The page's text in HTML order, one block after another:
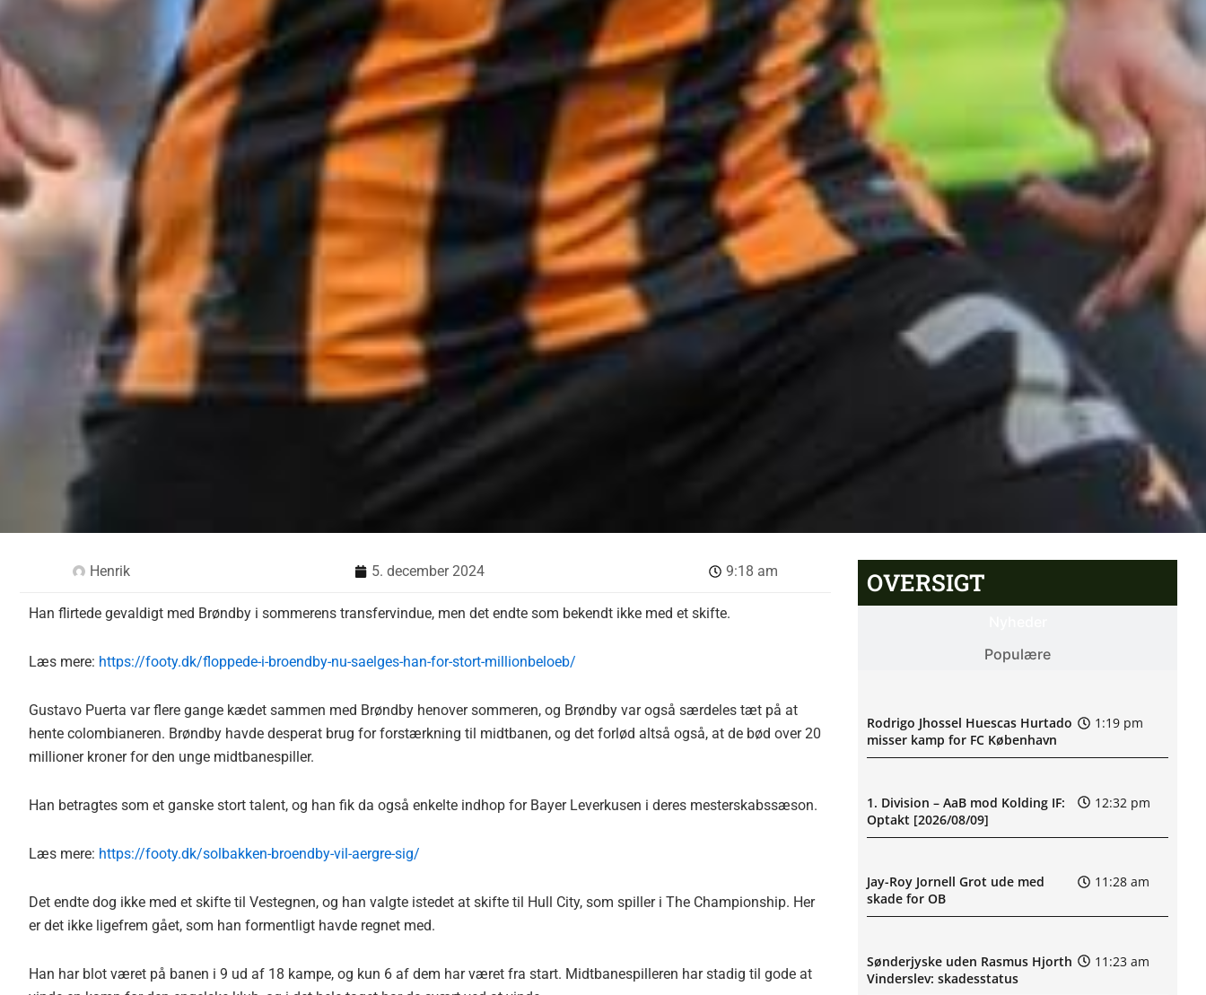
Henrik 5. december 2024 9:18 am
Han flirtede gevaldigt med Brøndby i sommerens transfervindue, men det endte som bekendt ikke med et skifte.
Læs mere: https://footy.dk/floppede-i-broendby-nu-saelges-han-for-stort-millionbeloeb/
Gustavo Puerta var flere gange kædet sammen med Brøndby henover sommeren, og Brøndby var også særdeles tæt på at
hente colombianeren. Brøndby havde desperat brug for forstærkning til midtbanen, og det forlød altså også, at de bød over 20
millioner kroner for den unge midtbanespiller.
Han betragtes som et ganske stort talent, og han fik da også enkelte indhop for Bayer Leverkusen i deres mesterskabssæson.
Læs mere: https://footy.dk/solbakken-broendby-vil-aergre-sig/
Det endte dog ikke med et skifte til Vestegnen, og han valgte istedet at skifte til Hull City, som spiller i The Championship. Her
er det ikke ligefrem gået, som han formentligt havde regnet med.
Han har blot været på banen i 9 ud af 18 kampe, og kun 6 af dem har været fra start. Midtbanespilleren har stadig til gode at
OVERSIGT
Populære
Rodrigo Jhossel Huescas Hurtado
misser kamp for FC København
1:19 pm
1. Division – AaB mod Kolding IF:
Optakt [2026/08/09]
12:32 pm
Jay-Roy Jornell Grot ude med
skade for OB
11:28 am
Sønderjyske uden Rasmus Hjorth
Vinderslev: skadesstatus
11:23 am